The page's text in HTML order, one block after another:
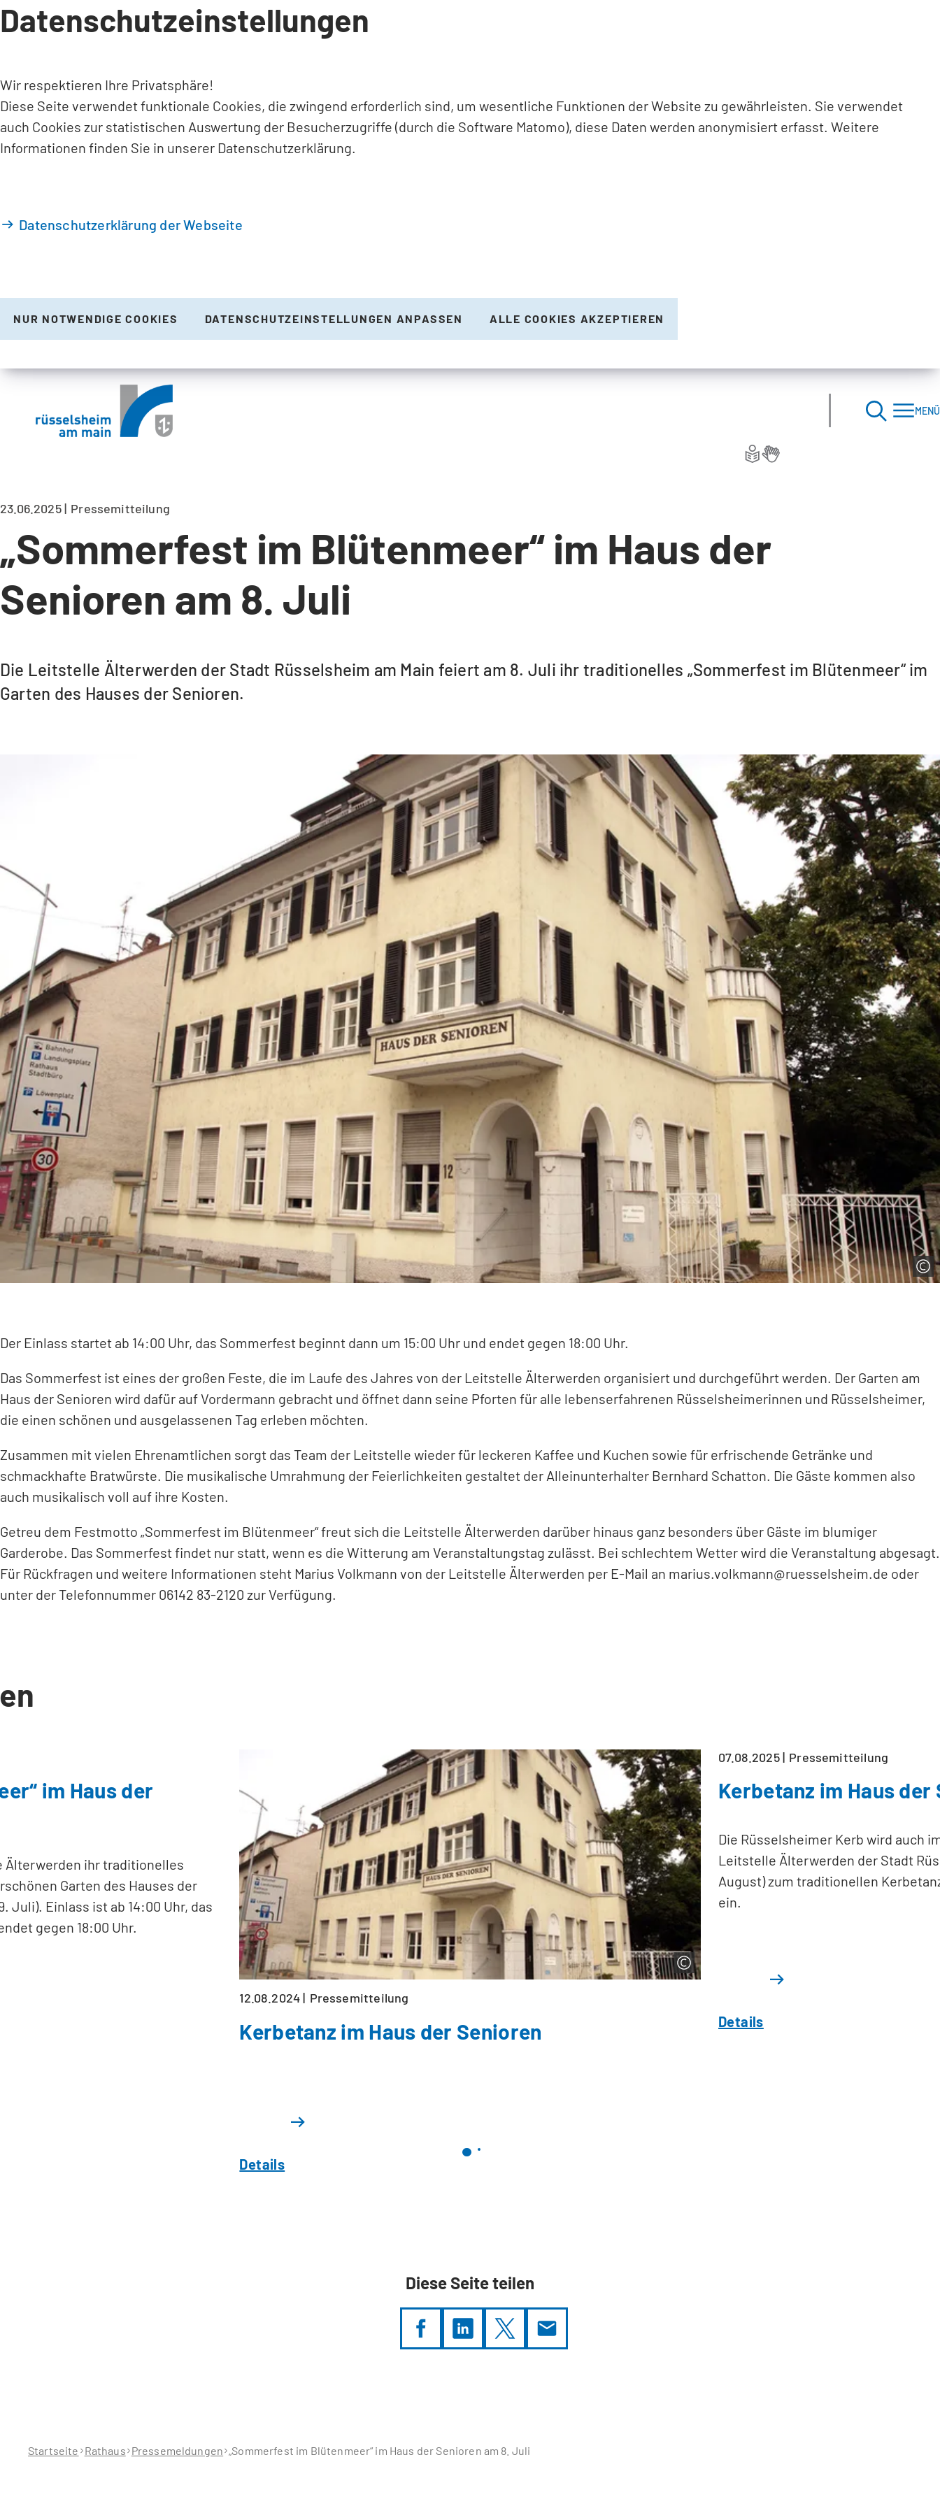
INHALT ANSPRINGEN
Datenschutzeinstellungen
Wir respektieren Ihre Privatsphäre!
Diese Seite verwendet funktionale Cookies, die zwingend erforderlich sind, um wesentliche Funktionen der Website zu gewährleisten. Sie verwendet
auch Cookies zur statistischen Auswertung der Besucherzugriffe (durch die Software Matomo), diese Daten werden anonymisiert erfasst. Weitere
Informationen finden Sie in unserer Datenschutzerklärung.
Datenschutzerklärung der Webseite
NUR NOTWENDIGE COOKIES DATENSCHUTZEINSTELLUNGEN ANPASSEN ALLE COOKIES AKZEPTIEREN
MENÜ
23.06.2025 Pressemitteilung
„Sommerfest im Blütenmeer“ im Haus der
Senioren am 8. Juli
Die Leitstelle Älterwerden der Stadt Rüsselsheim am Main feiert am 8. Juli ihr traditionelles „Sommerfest im Blütenmeer“ im
Garten des Hauses der Senioren.
Der Einlass startet ab 14:00 Uhr, das Sommerfest beginnt dann um 15:00 Uhr und endet gegen 18:00 Uhr.
Das Sommerfest ist eines der großen Feste, die im Laufe des Jahres von der Leitstelle Älterwerden organisiert und durchgeführt werden. Der Garten am
Haus der Senioren wird dafür auf Vordermann gebracht und öffnet dann seine Pforten für alle lebenserfahrenen Rüsselsheimerinnen und Rüsselsheimer,
die einen schönen und ausgelassenen Tag erleben möchten.
Zusammen mit vielen Ehrenamtlichen sorgt das Team der Leitstelle wieder für leckeren Kaffee und Kuchen sowie für erfrischende Getränke und
schmackhafte Bratwürste. Die musikalische Umrahmung der Feierlichkeiten gestaltet der Alleinunterhalter Bernhard Schatton. Die Gäste kommen also
auch musikalisch voll auf ihre Kosten.
Getreu dem Festmotto „Sommerfest im Blütenmeer“ freut sich die Leitstelle Älterwerden darüber hinaus ganz besonders über Gäste im blumiger
Garderobe. Das Sommerfest findet nur statt, wenn es die Witterung am Veranstaltungstag zulässt. Bei schlechtem Wetter wird die Veranstaltung abgesagt.
Für Rückfragen und weitere Informationen steht Marius Volkmann von der Leitstelle Älterwerden per E-Mail an marius.volkmann ruesselsheim de oder
unter der Telefonnummer 06142 83-2120 zur Verfügung.
im Haus der
Älterwerden ihr traditionelles
Garten des Hauses der
Juli). Einlass ist ab 14:00 Uhr, das
gegen 18:00 Uhr.
12.08.2024 Pressemitteilung
Kerbetanz im Haus der Senioren
Details
07.08.2025 Pressemitteilung
Kerbetanz im Haus der
Die Rüsselsheimer Kerb wird auch
Leitstelle Älterwerden der Stadt
August) zum traditionellen
ein.
Details
Diese Seite teilen
hier:Startseite Rathaus Pressemeldungen „Sommerfest im Blütenmeer“ im Haus der Senioren am 8. Juli